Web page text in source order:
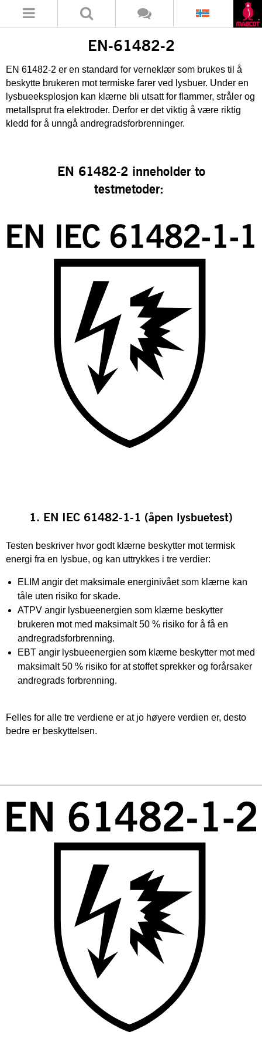
EN-61482-2
EN 61482-2 er en standard for verneklær som brukes til å
beskytte brukeren mot termiske farer ved lysbuer. Under en
lysbueeksplosjon kan klærne bli utsatt for flammer, stråler og
metallsprut fra elektroder. Derfor er det viktig å være riktig
kledd for å unngå andregradsforbrenninger.
EN 61482-2 inneholder to
testmetoder:
1. EN IEC 61482-1-1 (åpen lysbuetest)
Testen beskriver hvor godt klærne beskytter mot termisk
energi fra en lysbue, og kan uttrykkes i tre verdier:
ELIM angir det maksimale energinivået som klærne kan
tåle uten risiko for skade.
ATPV angir lysbueenergien som klærne beskytter
brukeren mot med maksimalt 50 % risiko for å få en
andregradsforbrenning.
EBT angir lysbueenergien som klærne beskytter mot med
maksimalt 50 % risiko for at stoffet sprekker og forårsaker
andregrads forbrenning.
Felles for alle tre verdiene er at jo høyere verdien er, desto
bedre er beskyttelsen.